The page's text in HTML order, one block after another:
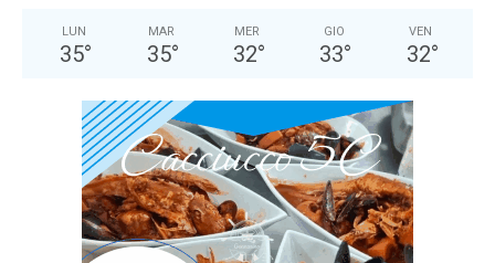
LUN
35°
MAR
35°
MER
32°
GIO
33°
VEN
32°